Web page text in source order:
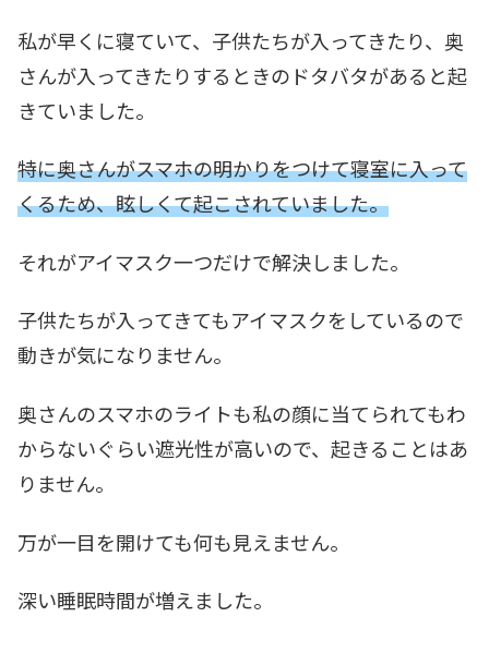
私が早くに寝ていて、子供たちが入ってきたり、奥
さんが入ってきたりするときのドタバタがあると起
きていました。
特に奥さんがスマホの明かりをつけて寝室に入って
くるため、眩しくて起こされていました。
それがアイマスク一つだけで解決しました。
子供たちが入ってきてもアイマスクをしているので
動きが気になりません。
奥さんのスマホのライトも私の顔に当てられてもわ
からないぐらい遮光性が高いので、起きることはあ
りません。
万が一目を開けても何も見えません。
深い睡眠時間が増えました。